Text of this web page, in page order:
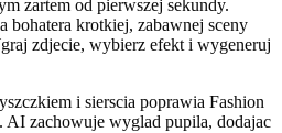
zartem od pierwszej sekundy.
bohatera krotkiej, zabawnej sceny
zdjecie, wybierz efekt i wygeneruj
i sierscia poprawia Fashion
zachowuje wyglad pupila, dodajac